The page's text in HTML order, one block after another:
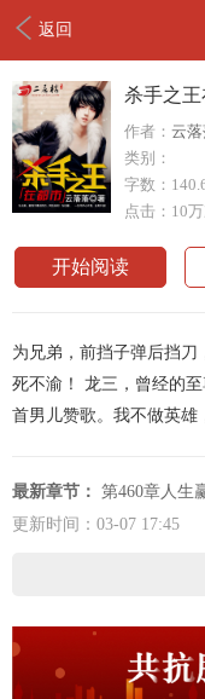
返回
杀手之
作者： 云落
类别：
字数：
点击：10
开始阅读
为兄弟，前挡子弹后挡刀
死不渝！ 龙三，曾经的
首男儿赞歌。我不做英雄
最新章节： 第460章人生
更新时间：03-07 17:45